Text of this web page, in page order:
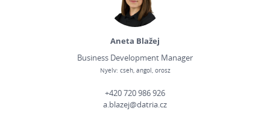
Aneta Blažej
Business Development Manager
Nyelv: cseh, angol, orosz
+420 720 986 926
a.blazej@datria.cz